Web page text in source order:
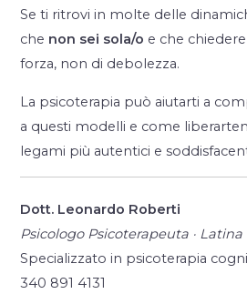
Se ti ritrovi in molte delle
che non sei sola/o e che
forza, non di debolezza.
La psicoterapia può aiutarti a
a questi modelli e come
legami più autentici e
Dott. Leonardo Roberti
Psicologo Psicoterapeuta · Latina
Specializzato in psicoterapia
340 891 4131